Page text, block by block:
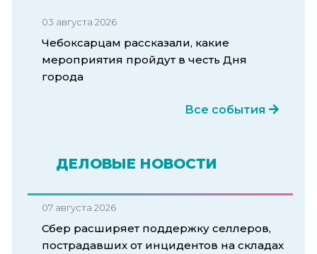
03 августа 2026
Чебоксарцам рассказали, какие
мероприятия пройдут в честь Дня
города
Все события
ДЕЛОВЫЕ НОВОСТИ
07 августа 2026
Сбер расширяет поддержку селлеров,
пострадавших от инцидентов на складах